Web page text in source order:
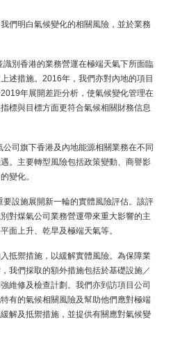
們明白氣候變化的相關風險，並於業務
別香港的業務營運在極端天氣下所面臨
述措施。2016年，我們亦對內地的項目
年展開差距分析，使氣候變化管理在
標與目標方面更符合氣候相關財務信息
司旗下香港及內地能源相關業務在不同
。主要轉型風險包括政策變動、商譽影
變化。
設施展開新一輪的實體風險評估。該評
對煤氣公司業務營運帶來重大影響的主
面上升、乾旱及極端天氣等。
抵禦措施，以緩解實體風險。為保障業
我們採取的額外措施包括於基礎設施／
維修及檢查計劃。我們亦到訪項目公司
有的氣候相關風險及幫助他們應對極端
解及抵禦措施，並提供有關應對氣候變